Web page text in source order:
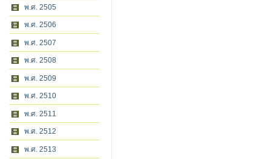
พ.ศ. 2505
พ.ศ. 2506
พ.ศ. 2507
พ.ศ. 2508
พ.ศ. 2509
พ.ศ. 2510
พ.ศ. 2511
พ.ศ. 2512
พ.ศ. 2513